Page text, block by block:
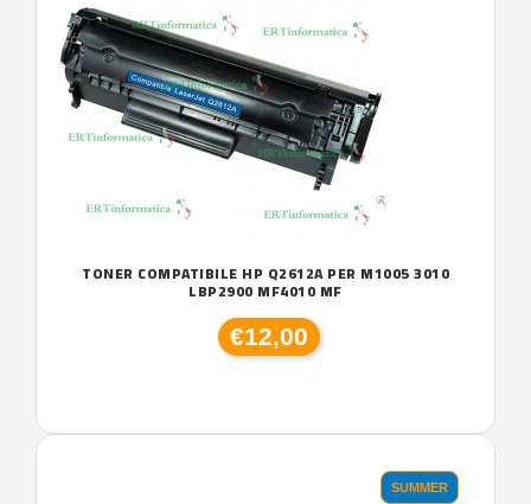
TONER COMPATIBILE HP Q2612A PER M1005 3010
LBP2900 MF4010 MF
€12,00
SUMMER